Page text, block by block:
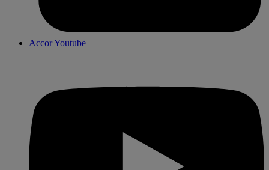
Accor Youtube